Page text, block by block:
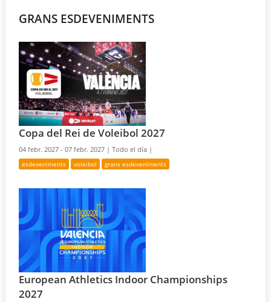
GRANS ESDEVENIMENTS
Copa del Rei de Voleibol 2027
04 febr. 2027 - 07 febr. 2027 |Todo el día |
esdeveniments voleibol grans esdeveniments
European Athletics Indoor Championships
2027